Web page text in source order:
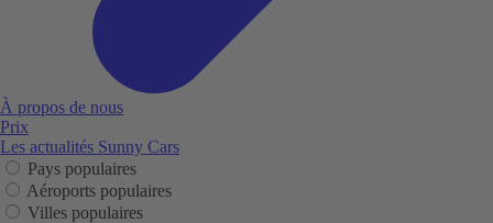
À propos de nous
Prix
Les actualités Sunny Cars
Pays populaires
Aéroports populaires
Villes populaires